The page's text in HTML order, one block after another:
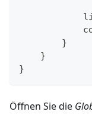
}
}
}
Öffnen Sie die